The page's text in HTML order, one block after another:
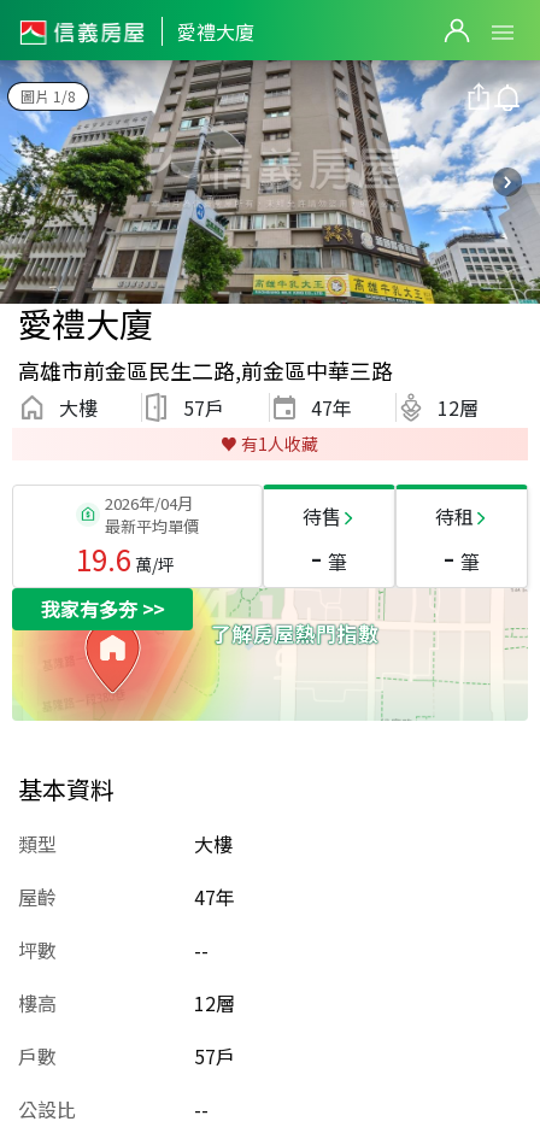
愛禮大廈
圖片 1/8
愛禮大廈
高雄市前金區民生二路,前金區中華三路
大樓 57戶 47年 12層
♥️ 有1 人收藏
2026年/04月
最新平均單價
19.6 萬/坪
待售
- 筆
待租
- 筆
我家有多夯>>
基本資料
類型
大樓
屋齡
47年
坪數
--
樓高
12層
戶數
57戶
公設比
--